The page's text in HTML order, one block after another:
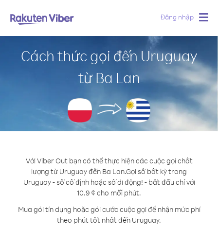
Đăng nhập
Cách thức gọi đến Uruguay
từ Ba Lan
Với Viber Out bạn có thể thực hiện các cuộc gọi chất
lượng từ Uruguay đến Ba Lan.Gọi số bất kỳ trong
Uruguay - số cố định hoặc số di động! - bắt đầu chỉ với
10.9 ¢ cho mỗi phút.
Mua gói tín dụng hoặc gói cước cuộc gọi để nhận mức phí
theo phút tốt nhất đến Uruguay.